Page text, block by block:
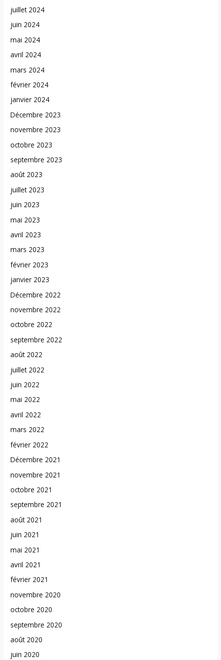
juillet 2024
juin 2024
mai 2024
avril 2024
mars 2024
février 2024
janvier 2024
Décembre 2023
novembre 2023
octobre 2023
septembre 2023
août 2023
juillet 2023
juin 2023
mai 2023
avril 2023
mars 2023
février 2023
janvier 2023
Décembre 2022
novembre 2022
octobre 2022
septembre 2022
août 2022
juillet 2022
juin 2022
mai 2022
avril 2022
mars 2022
février 2022
Décembre 2021
novembre 2021
octobre 2021
septembre 2021
août 2021
juin 2021
mai 2021
avril 2021
février 2021
novembre 2020
octobre 2020
septembre 2020
août 2020
juin 2020